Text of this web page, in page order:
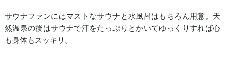
サウナファンにはマストなサウナと水風呂はもちろん用意。天
然温泉の後はサウナで汗をたっぷりとかいてゆっくりすれば心
も身体もスッキリ。